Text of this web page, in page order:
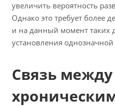
увеличить вероятность
Однако это требует более
и на данный момент таких
установления однозначной
Связь между